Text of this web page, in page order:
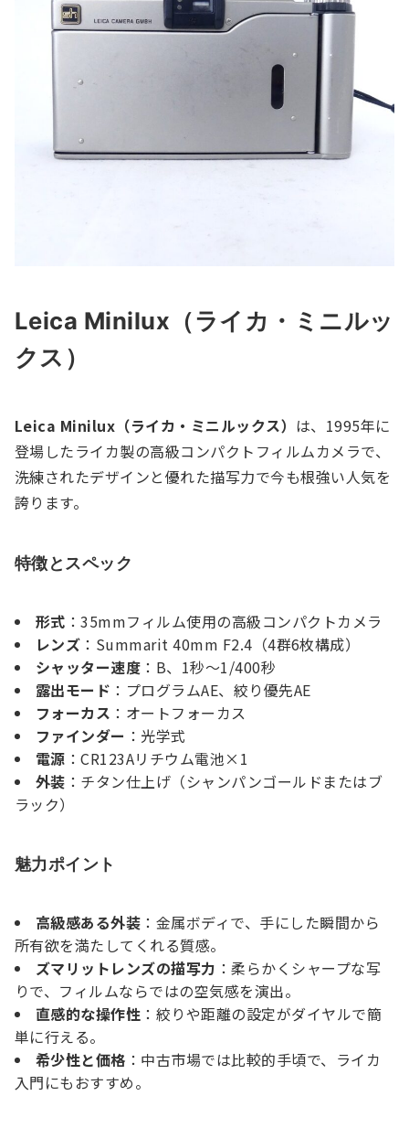
Leica Minilux（ライカ・ミニルッ
クス）
Leica Minilux（ライカ・ミニルックス） は、1995年に
登場したライカ製の高級コンパクトフィルムカメラで、
洗練されたデザインと優れた描写力で今も根強い人気を
誇ります。
特徴とスペック
形式 ：35mmフィルム使用の高級コンパクトカメラ
レンズ ：Summarit 40mm F2.4（4群6枚構成）
シャッター速度 ：B、1秒～1/400秒
露出モード ：プログラムAE、絞り優先AE
フォーカス ：オートフォーカス
ファインダー ：光学式
電源 ：CR123Aリチウム電池×1
外装 ：チタン仕上げ（シャンパンゴールドまたはブ
ラック）
魅力ポイント
高級感ある外装 ：金属ボディで、手にした瞬間から
所有欲を満たしてくれる質感。
ズマリットレンズの描写力 ：柔らかくシャープな写
りで、フィルムならではの空気感を演出。
直感的な操作性 ：絞りや距離の設定がダイヤルで簡
単に行える。
希少性と価格 ：中古市場では比較的手頃で、ライカ
入門にもおすすめ。